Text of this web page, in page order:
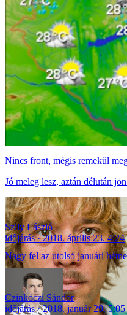
Nincs front, mégis remekül
Jó meleg lesz, aztán délután
Szily László
időjárás
2018. április 23. 4:24
Nagy fel az utolsó januári
Czinkóczi Sándor
időjárás
2018. január 29. 5:05